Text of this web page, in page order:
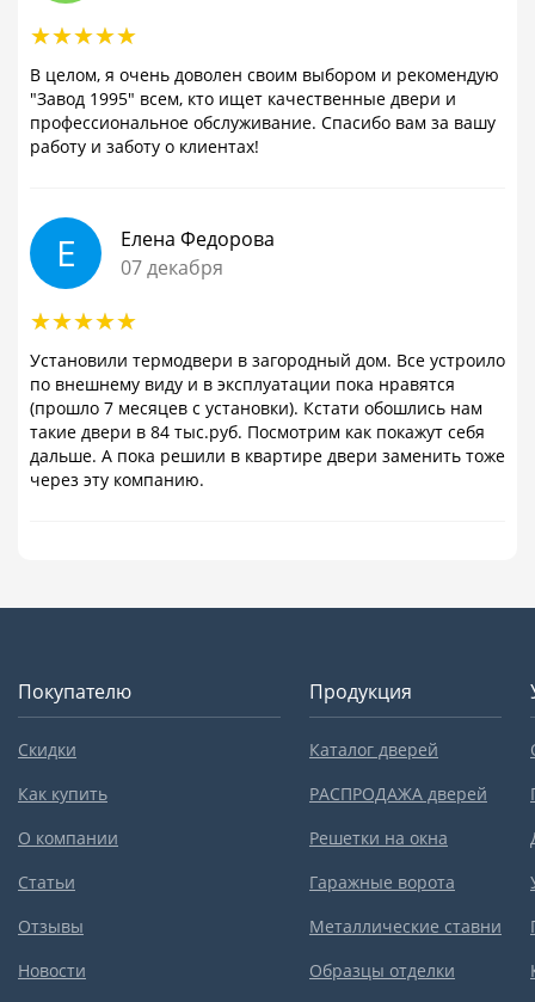
В целом, я очень доволен своим выбором и рекомендую
"Завод 1995" всем, кто ищет качественные двери и
профессиональное обслуживание. Спасибо вам за вашу
работу и заботу о клиентах!
Е
Елена Федорова
07 декабря
Установили термодвери в загородный дом. Все устроило
по внешнему виду и в эксплуатации пока нравятся
(прошло 7 месяцев с установки). Кстати обошлись нам
такие двери в 84 тыс.руб. Посмотрим как покажут себя
дальше. А пока решили в квартире двери заменить тоже
через эту компанию.
Покупателю
Скидки
Как купить
О компании
Статьи
Отзывы
Новости
Продукция
Каталог дверей
РАСПРОДАЖА дверей
Решетки на окна
Гаражные ворота
Металлические ставни
Образцы отделки